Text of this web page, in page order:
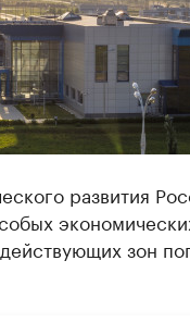
развития
зон